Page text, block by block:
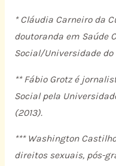
*Cláudia Carneiro da
doutoranda em Saúde
Social/Universidade do
**Fábio Grotz é
Social pela
(2013).
*** Washington
direitos sexuais, pós-